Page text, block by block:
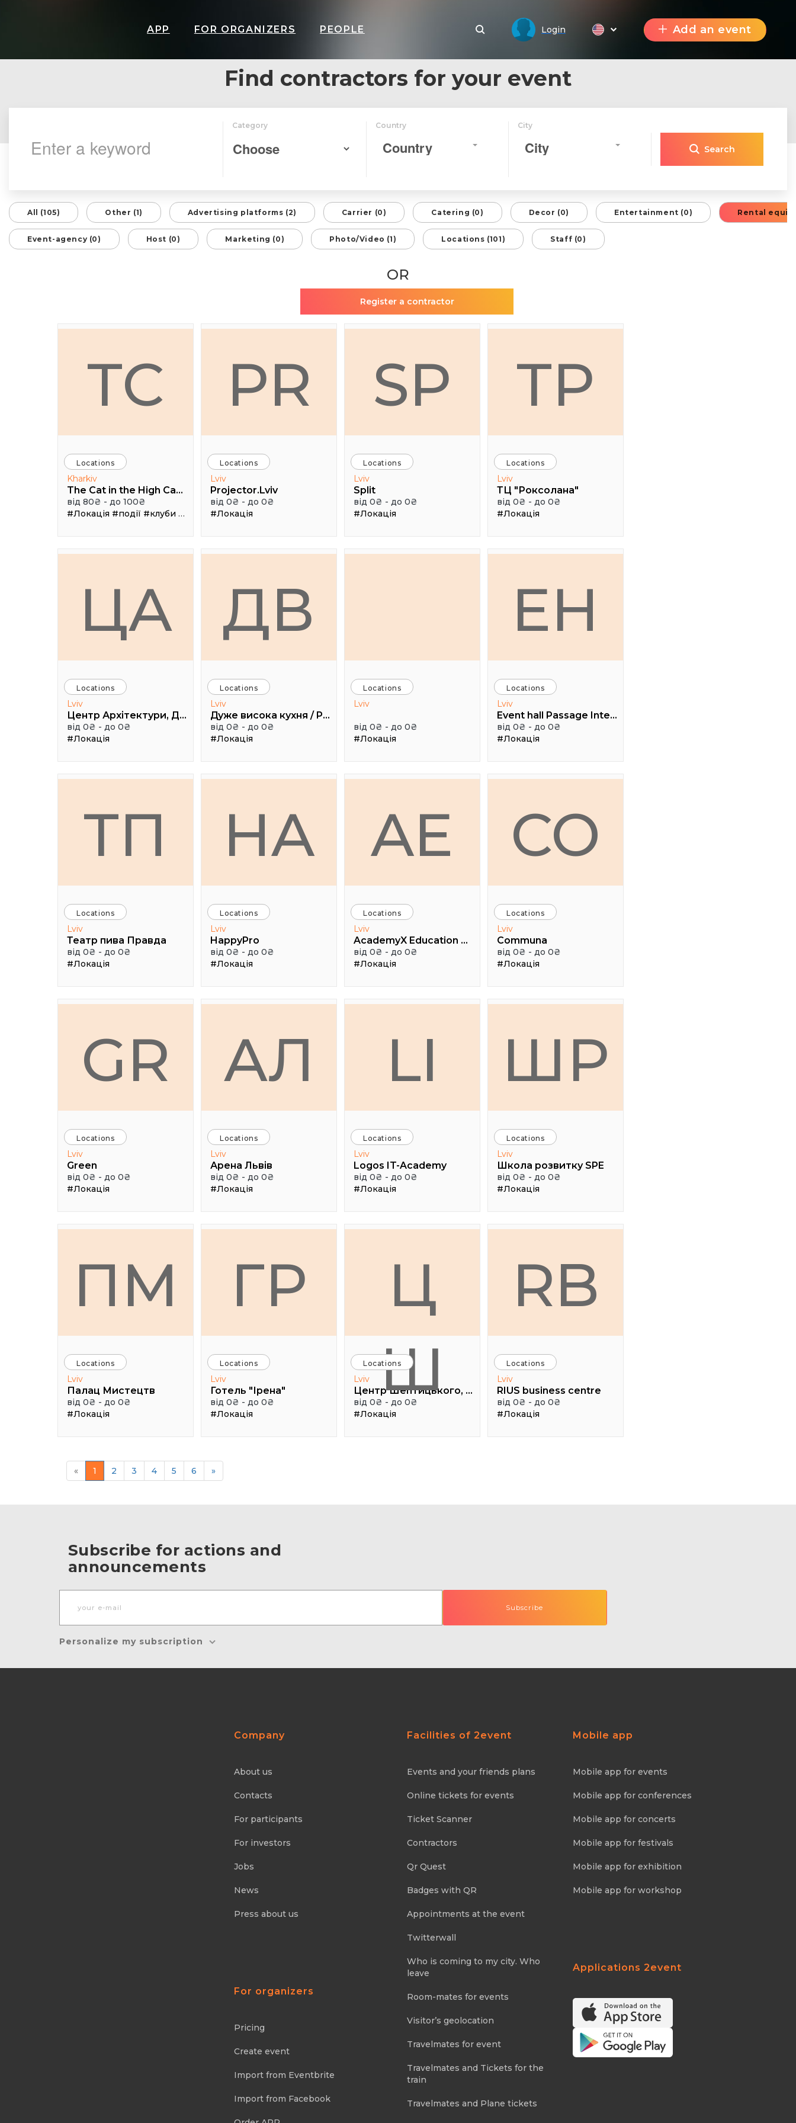
APP FOR ORGANIZERS PEOPLE Login Add an event
Find contractors for your event
Category Country
Country
City
City Search
All (105) Other (1) Advertising platforms (2) Carrier (0) Catering (0) Decor (0) Entertainment (0) Rental
Event-agency (0) Host (0) Marketing (0) Photo/Video (1) Locations (101) Staff (0)
OR
Register a contractor
TC
Locations
Kharkiv
The Cat in the High Castle
від 80₴ - до 100₴
#Локація #події #клуби #Зал
PR
Locations
Lviv
Projector.Lviv
від 0₴ - до 0₴
#Локація
SP
Locations
Lviv
Split
від 0₴ - до 0₴
#Локація
ТР
Locations
Lviv
ТЦ "Роксолана"
від 0₴ - до 0₴
#Локація
ЦА
Locations
Lviv
Центр Архітектури, Дизайну та Урбаністики Порохова ВЕЖА
від 0₴ - до 0₴
#Локація
ДВ
Locations
Lviv
Дуже висока кухня / Pretty High Kitchen
від 0₴ - до 0₴
#Локація
Locations
Lviv
від 0₴ - до 0₴
#Локація
EH
Locations
Lviv
Event hall Passage Interdit
від 0₴ - до 0₴
#Локація
ТП
Locations
Lviv
Театр пива Правда
від 0₴ - до 0₴
#Локація
HA
Locations
Lviv
HappyPro
від 0₴ - до 0₴
#Локація
AE
Locations
Lviv
AcademyX Education Hub
від 0₴ - до 0₴
#Локація
CO
Locations
Lviv
Communa
від 0₴ - до 0₴
#Локація
GR
Locations
Lviv
Green
від 0₴ - до 0₴
#Локація
АЛ
Locations
Lviv
Арена Львів
від 0₴ - до 0₴
#Локація
LI
Locations
Lviv
Logos IT-Academy
від 0₴ - до 0₴
#Локація
ШР
Locations
Lviv
Школа розвитку SPE
від 0₴ - до 0₴
#Локація
ПМ
Locations
Lviv
Палац Мистецтв
від 0₴ - до 0₴
#Локація
ГР
Locations
Lviv
Готель "Ірена"
від 0₴ - до 0₴
#Локація
Ц
Ш
Locations
Lviv
Центр Шептицького, 1 поверх, паркова аудиторія
від 0₴ - до 0₴
#Локація
RB
Locations
Lviv
RIUS business centre
від 0₴ - до 0₴
#Локація
« 1 2 3 4 5 6 »
Subscribe for actions and
announcements
Personalize my subscription
Company
About us
Contacts
For participants
For investors
Jobs
News
Press about us
For organizers
Pricing
Create event
Import from Eventbrite
Import from Facebook
Facilities of 2event
Events and your friends plans
Online tickets for events
Ticket Scanner
Contractors
Qr Quest
Badges with QR
Appointments at the event
Twitterwall
Who is coming to my city. Who
leave
Room-mates for events
Visitor’s geolocation
Travelmates for event
Travelmates and Tickets for the
train
Travelmates and Plane tickets
Mobile app
Mobile app for events
Mobile app for conferences
Mobile app for concerts
Mobile app for festivals
Mobile app for exhibition
Mobile app for workshop
Applications 2event